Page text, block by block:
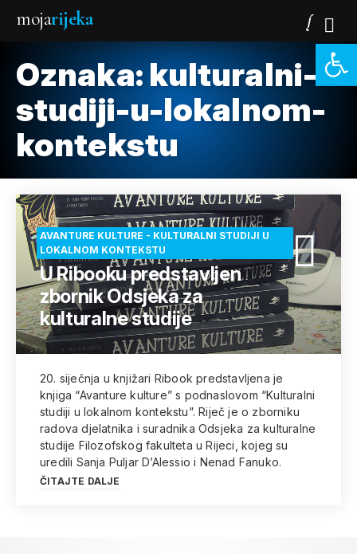
mojarijeka
Oznaka: kulturalni-
studiji-u-lokalnom-
kontekstu
AVANTURE KULTURE - KULTURALNI STUDIJI U
LOKALNOM KONTEKSTU
U Ribooku predstavljen
zbornik Odsjeka za
kulturalne studije
20. siječnja u knjižari Ribook predstavljena je
knjiga “Avanture kulture” s podnaslovom “Kulturalni
studiji u lokalnom kontekstu”. Riječ je o zborniku
radova djelatnika i suradnika Odsjeka za kulturalne
studije Filozofskog fakulteta u Rijeci, kojeg su
uredili Sanja Puljar D’Alessio i Nenad Fanuko.
ČITAJTE DALJE